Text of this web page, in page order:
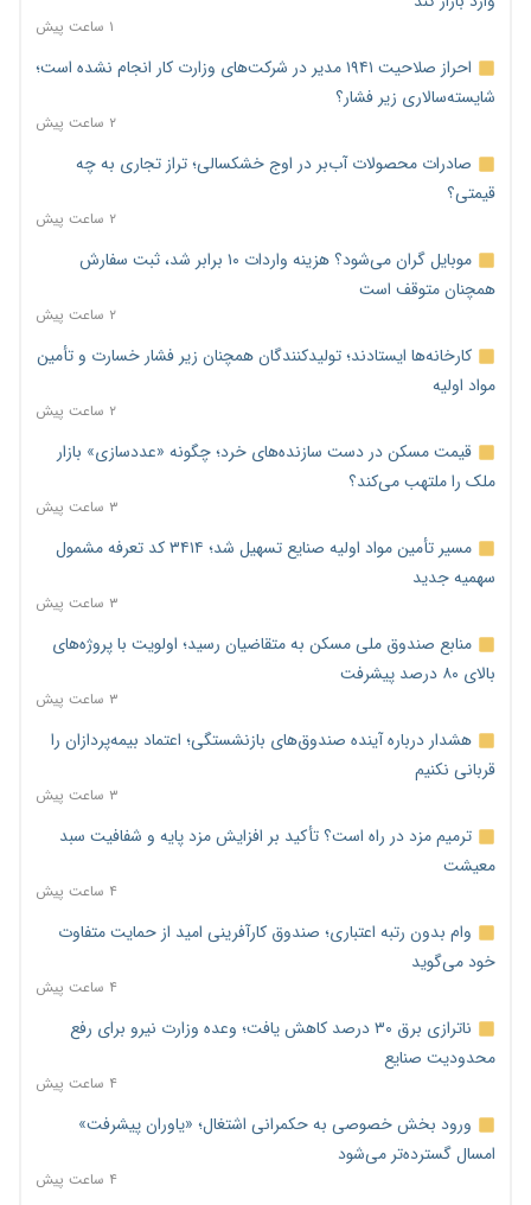
۱ ساعت پیش
احراز صلاحیت ۱۹۴۱ مدیر در شرکت‌های وزارت کار انجام نشده است؛
شایسته‌سالاری زیر فشار؟
۲ ساعت پیش
صادرات محصولات آب‌بر در اوج خشکسالی؛ تراز تجاری به چه
قیمتی؟
۲ ساعت پیش
موبایل گران می‌شود؟ هزینه واردات ۱۰ برابر شد، ثبت سفارش
همچنان متوقف است
۲ ساعت پیش
کارخانه‌ها ایستادند؛ تولیدکنندگان همچنان زیر فشار خسارت و تأمین
مواد اولیه
۲ ساعت پیش
قیمت مسکن در دست سازنده‌های خرد؛ چگونه «عددسازی» بازار
ملک را ملتهب می‌کند؟
۳ ساعت پیش
مسیر تأمین مواد اولیه صنایع تسهیل شد؛ ۳۴۱۴ کد تعرفه مشمول
سهمیه جدید
۳ ساعت پیش
منابع صندوق ملی مسکن به متقاضیان رسید؛ اولویت با پروژه‌های
بالای ۸۰ درصد پیشرفت
۳ ساعت پیش
هشدار درباره آینده صندوق‌های بازنشستگی؛ اعتماد بیمه‌پردازان را
قربانی نکنیم
۳ ساعت پیش
ترمیم مزد در راه است؟ تأکید بر افزایش مزد پایه و شفافیت سبد
معیشت
۴ ساعت پیش
وام بدون رتبه اعتباری؛ صندوق کارآفرینی امید از حمایت متفاوت
خود می‌گوید
۴ ساعت پیش
ناترازی برق ۳۰ درصد کاهش یافت؛ وعده وزارت نیرو برای رفع
محدودیت صنایع
۴ ساعت پیش
ورود بخش خصوصی به حکمرانی اشتغال؛ «یاوران پیشرفت»
امسال گسترده‌تر می‌شود
۴ ساعت پیش